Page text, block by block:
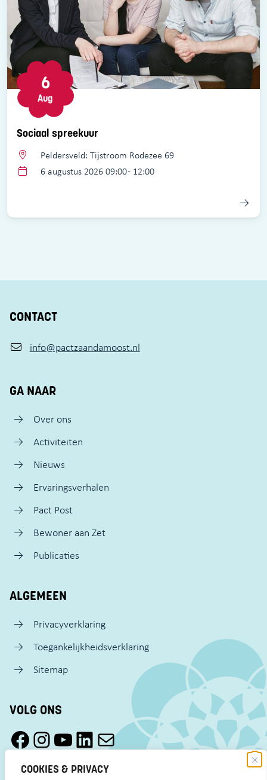
COOKIES & PRIVACY
Sociaal spreekuur
6
Aug
Peldersveld: Tijstroom Rodezee 69
6 augustus 2026 09:00 - 12:00
CONTACT
info@pactzaandamoost.nl
GA NAAR
Over ons
Activiteiten
Nieuws
Ervaringsverhalen
Pact Post
Bewoner aan Zet
Publicaties
ALGEMEEN
Privacyverklaring
Toegankelijkheidsverklaring
Sitemap
VOLG ONS
Facebook Pact Zaandam OostInstagram Pact Zaandam OostYouTube Pact Zaandam OostLinkedIn
Mail